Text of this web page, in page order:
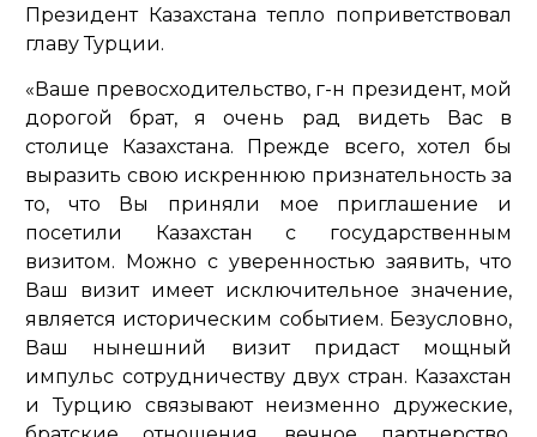
Президент Казахстана тепло поприветствовал
главу Турции.
«Ваше превосходительство, г-н президент, мой
дорогой брат, я очень рад видеть Вас в
столице Казахстана. Прежде всего, хотел бы
выразить свою искреннюю признательность за
то, что Вы приняли мое приглашение и
посетили Казахстан с государственным
визитом. Можно с уверенностью заявить, что
Ваш визит имеет исключительное значение,
является историческим событием. Безусловно,
Ваш нынешний визит придаст мощный
импульс сотрудничеству двух стран. Казахстан
и Турцию связывают неизменно дружеские,